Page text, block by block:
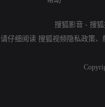
搜狐影音 - 搜
请仔细阅读 搜狐视频隐私政策、